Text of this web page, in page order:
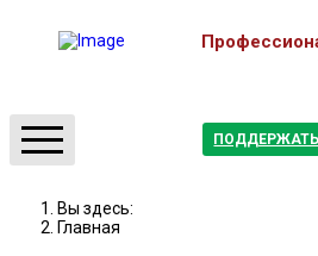
Отчеты
ПОДДЕРЖАТЬ
Вы здесь:
Главная